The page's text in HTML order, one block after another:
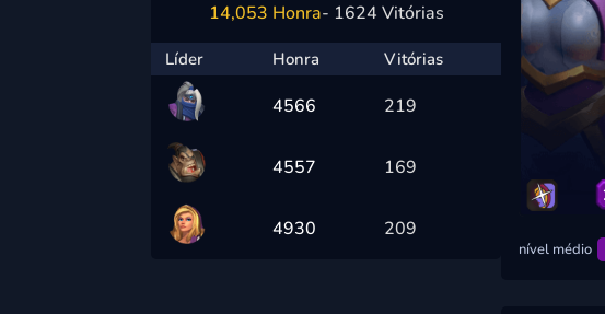
14,053 Honra- 1624 Vitórias
Líder Honra Vitórias
4566 219
4557 169
4930 209
nível médio